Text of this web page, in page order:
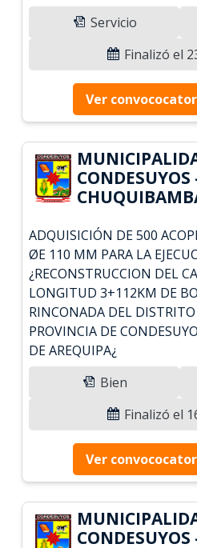
Servicio
Finalizó el
Ver
CONDESUYOS
ADQUISICIÓN DE 500
ØE 110 MM PARA LA
¿RECONSTRUCCION DEL
LONGITUD 3+112KM DE
RINCONADA DEL
PROVINCIA DE
DE AREQUIPA¿
Bien
Finalizó el
Ver
CONDESUYOS